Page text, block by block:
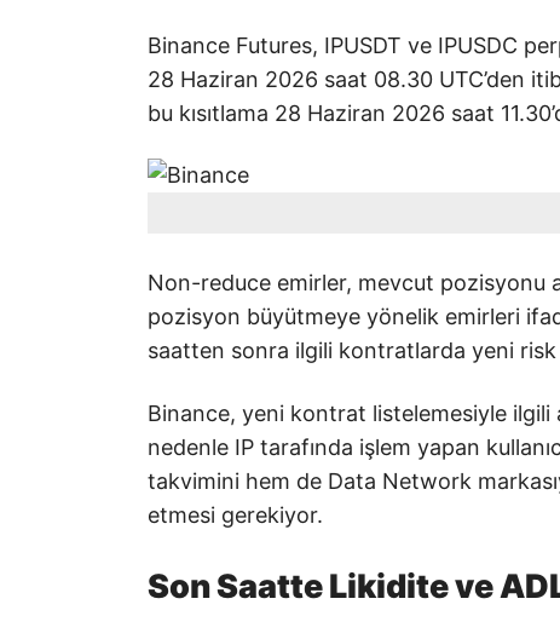
Binance Futures, IPUSDT ve IPUSDC
28 Haziran 2026 saat 08.30 UTC’den
bu kısıtlama 28 Haziran 2026 saat
Non-reduce emirler, mevcut pozisyonu
pozisyon büyütmeye yönelik emirleri
saatten sonra ilgili kontratlarda yeni risk
Binance, yeni kontrat listelemesiyle ilgili
nedenle IP tarafında işlem yapan
takvimini hem de Data Network
etmesi gerekiyor.
Son Saatte Likidite ve